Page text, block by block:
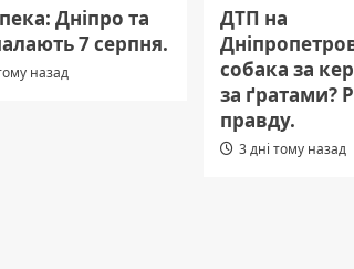
Дніпро та
7 серпня.
назад
ДТП на
собака за
за ґратами?
правду.
3 дні тому назад